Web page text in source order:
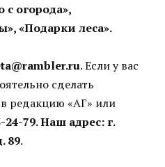
с огорода»,
«Подарки леса».
. Если у вас
сделать
редакцию «АГ» или
79. Наш адрес: г.
89.